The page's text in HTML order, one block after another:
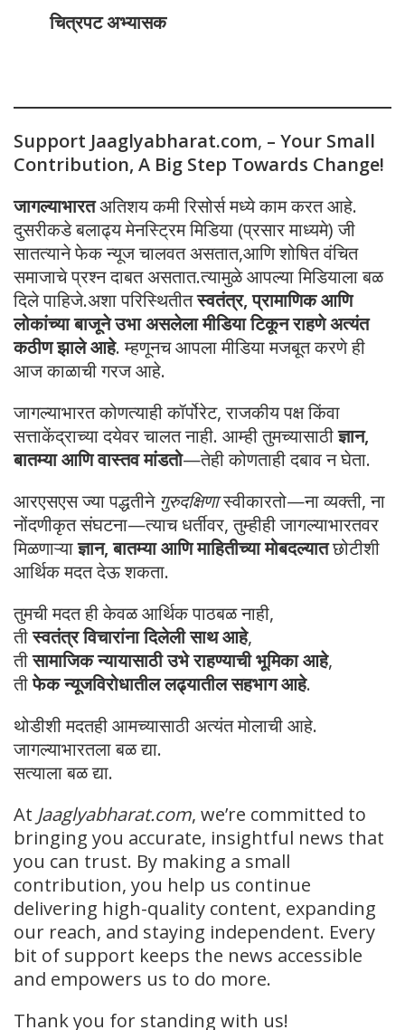
चित्रपट अभ्यासक
Support Jaaglyabharat.com, – Your Small
Contribution, A Big Step Towards Change!
जागल्याभारतअतिशय कमी रिसोर्स मध्ये काम करत आहे.
दुसरीकडे बलाढ्य मेनस्ट्रिम मिडिया (प्रसार माध्यमे) जी
सातत्याने फेक न्यूज चालवत असतात,आणि शोषित वंचित
समाजाचे प्रश्न दाबत असतात.त्यामुळे आपल्या मिडियाला बळ
दिले पाहिजे.अशा परिस्थितीतस्वतंत्र, प्रामाणिक आणि
लोकांच्या बाजूने उभा असलेला मीडिया टिकून राहणे अत्यंत
कठीण झाले आहे. म्हणूनच आपला मीडिया मजबूत करणे ही
आज काळाची गरज आहे.
जागल्याभारत कोणत्याही कॉर्पोरेट, राजकीय पक्ष किंवा
सत्ताकेंद्राच्या दयेवर चालत नाही. आम्ही तुमच्यासाठीज्ञान,
बातम्या आणि वास्तव मांडतो—तेही कोणताही दबाव न घेता.
आरएसएस ज्या पद्धतीने गुरुदक्षिणास्वीकारतो—ना व्यक्ती, ना
नोंदणीकृत संघटना—त्याच धर्तीवर, तुम्हीही जागल्याभारतवर
मिळणाऱ्याज्ञान, बातम्या आणि माहितीच्या मोबदल्यातछोटीशी
आर्थिक मदत देऊ शकता.
तुमची मदत ही केवळ आर्थिक पाठबळ नाही,
तीस्वतंत्र विचारांना दिलेली साथ आहे,
तीसामाजिक न्यायासाठी उभे राहण्याची भूमिका आहे,
तीफेक न्यूजविरोधातील लढ्यातील सहभाग आहे.
थोडीशी मदतही आमच्यासाठी अत्यंत मोलाची आहे.
जागल्याभारतला बळ द्या.
सत्याला बळ द्या.
At Jaaglyabharat.com, we’re committed to
bringing you accurate, insightful news that
you can trust. By making a small
contribution, you help us continue
delivering high-quality content, expanding
our reach, and staying independent. Every
bit of support keeps the news accessible
and empowers us to do more.
Thank you for standing with us!